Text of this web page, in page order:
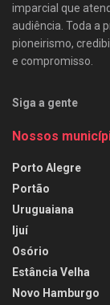
imparcial que
audiência. Toda a
pioneirismo,
e compromisso.
Siga a gente
Nossos
Porto Alegre
Portão
Uruguaiana
Ijuí
Osório
Estância Velha
Novo Hamburgo